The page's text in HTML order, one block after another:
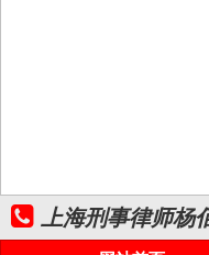
上海刑事律师杨